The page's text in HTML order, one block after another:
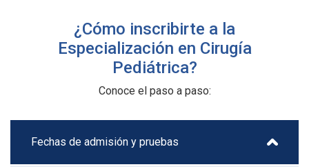
¿Cómo inscribirte a la
Especialización en Cirugía
Pediátrica?
Conoce el paso a paso:
Fechas de admisión y pruebas